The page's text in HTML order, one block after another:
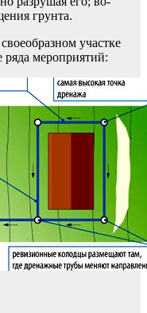
грунта.
участке
ряда мероприятий: